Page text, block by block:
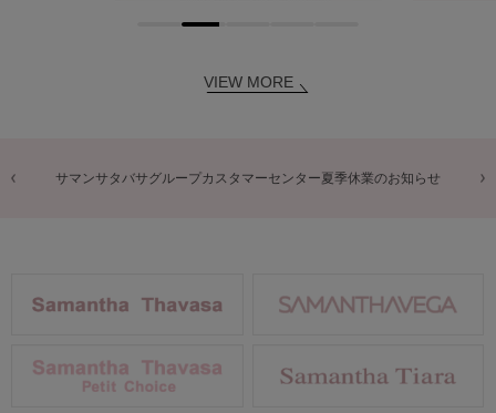
VIEW MORE
商品に関するお詫びとお知らせ